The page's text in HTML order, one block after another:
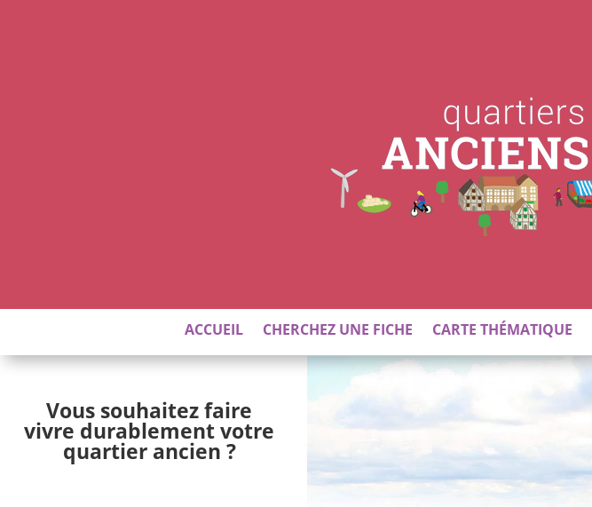
ACCUEIL CHERCHEZ UNE FICHE CARTE THÉMATIQUE
Vous souhaitez faire
vivre durablement votre
quartier ancien ?